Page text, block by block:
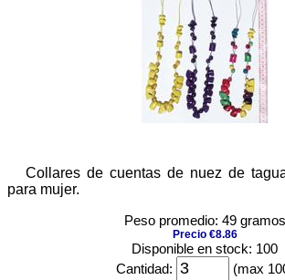
Collares de cuentas de nuez de
para mujer.
Peso promedio: 49 gramos
Precio €8.86
Disponible en stock: 100
Cantidad:
(max